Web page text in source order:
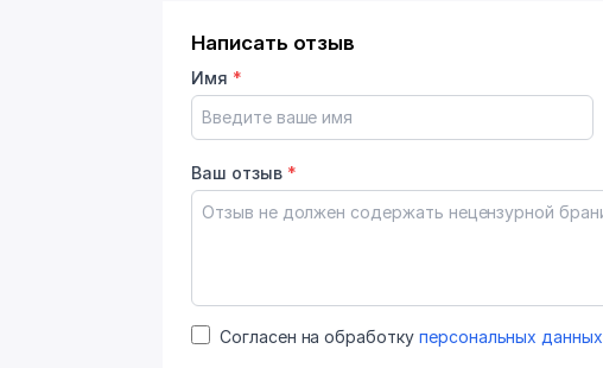
Написать отзыв
Имя *
Ваш отзыв *
Согласен на обработку персональных данных